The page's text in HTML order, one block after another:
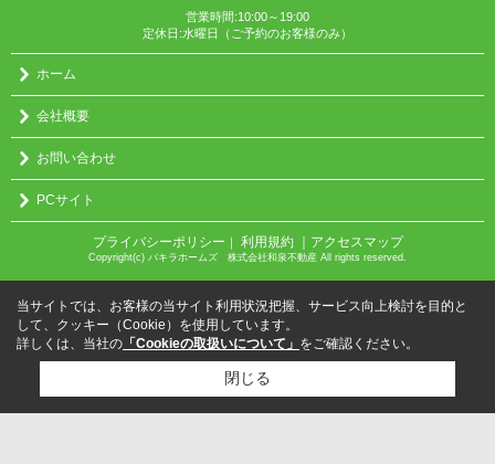
営業時間:10:00～19:00
定休日:水曜日（ご予約のお客様のみ）
ホーム
会社概要
お問い合わせ
PCサイト
プライバシーポリシー 利用規約 ｜アクセスマップ
Copyright(c) パキラホームズ 株式会社和泉不動産 All rights reserved.
当サイトでは、お客様の当サイト利用状況把握、サービス向上検討を目的と
して、クッキー（Cookie）を使用しています。
詳しくは、当社の 「Cookieの取扱いについて」 をご確認ください。
閉じる